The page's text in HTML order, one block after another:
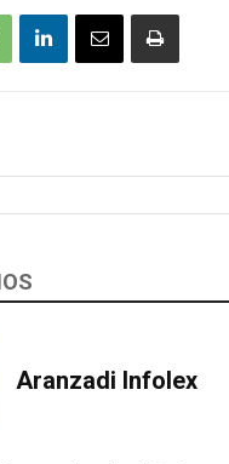
Aranzadi Infolex